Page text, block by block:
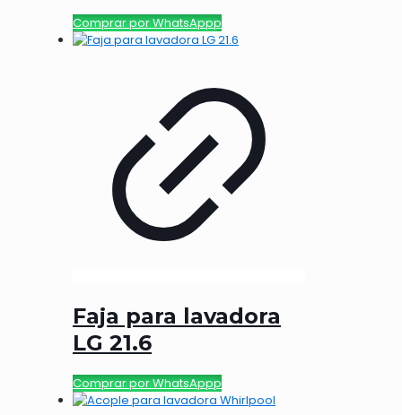
Comprar por WhatsAppp
Faja para lavadora
LG 21.6
Comprar por WhatsAppp